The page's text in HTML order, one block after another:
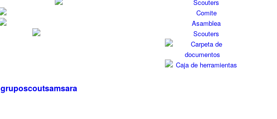
gruposcoutsamsara